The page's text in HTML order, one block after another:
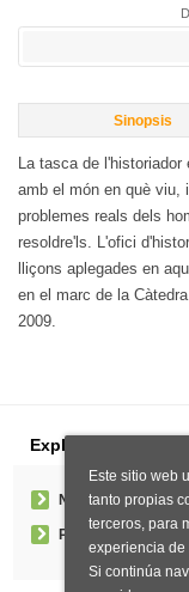
Sinopsis
La tasca de
amb el món en què viu,
problemes reals dels
resoldre'ls. L'ofici
lliçons aplegades en
en el marc de la
2009.
Explorar
Noticias
Pedidos especiales
Este sitio web
tanto propias
terceros, para
experiencia
Si continúa